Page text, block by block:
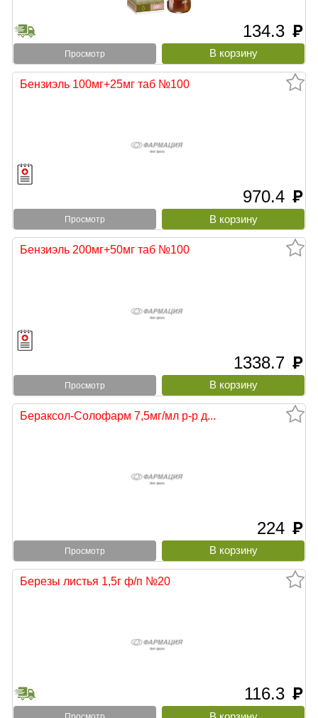
134.3 руб
Просмотр
Бензиэль 100мг+25мг таб №100
970.4 руб
Просмотр
Бензиэль 200мг+50мг таб №100
1338.7 руб
Просмотр
Бераксол-Солофарм 7,5мг/мл р-р д...
224 руб
Просмотр
Березы листья 1,5г ф/п №20
116.3 руб